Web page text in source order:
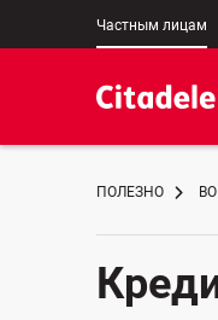
Частным лицам
ПОЛЕЗНО